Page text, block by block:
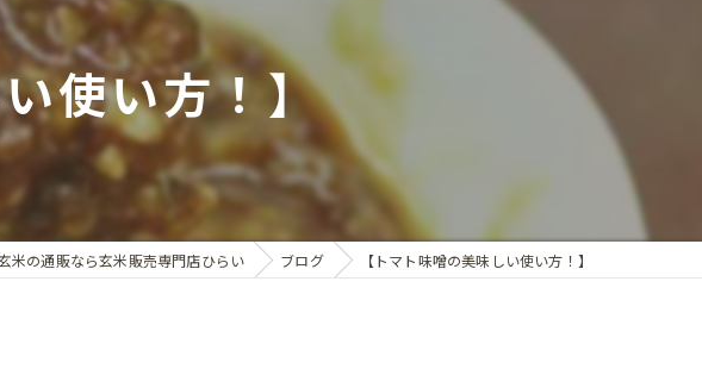
埼玉の玄米
残留農薬ゼロ玄米
減農薬栽培玄米
使い方！】
米の通販なら玄米販売専門店ひらい ブログ 【トマト味噌の美味しい使い方！】